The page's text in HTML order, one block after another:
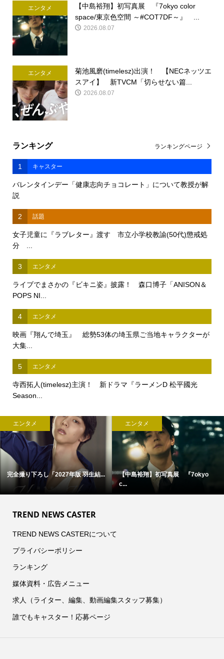
エンタメ
【中島裕翔】初写真展 『7okyo color
space/東京色空間 ～#COT7DF～』 ...
2026.08.07
エンタメ
菊池風磨(timelesz)出演！ 【NECネッツエ
スアイ】 新TVCM「切らせない篇...
2026.08.07
ランキング
1 キャスター
バレンタインデー「健康志向チョコレート」について教授が解
説
2 話題
女子児童に『ラブレター』渡す 市立小学校教諭(50代)懲戒処
分 ...
3 エンタメ
ライブでまさかの『ビキニ姿』披露！ 森口博子「ANISON＆
POPS NI...
4 エンタメ
映画『翔んで埼玉』 総勢53体の埼玉県ご当地キャラクターが
大集...
5 エンタメ
寺西拓人(timelesz)主演！ 新ドラマ『ラーメンD 松平國光
Season...
ランキングページ
エンタメ
完全撮り下ろし「2027年版 羽生結...
エンタメ
【中島裕翔】初写真展 『7okyo
c...
TREND NEWS CASTER
TREND NEWS CASTERについて
プライバシーポリシー
ランキング
媒体資料・広告メニュー
求人（ライター、編集、動画編集スタッフ募集）
誰でもキャスター！応募ページ